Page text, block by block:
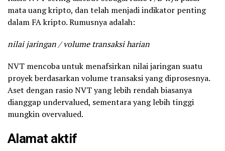
mata uang kripto, dan telah menjadi indikator penting
dalam FA kripto. Rumusnya adalah:
nilai jaringan / volume transaksi harian
NVT mencoba untuk menafsirkan nilai jaringan suatu
proyek berdasarkan volume transaksi yang diprosesnya.
Aset dengan rasio NVT yang lebih rendah biasanya
dianggap undervalued, sementara yang lebih tinggi
mungkin overvalued.
Alamat aktif